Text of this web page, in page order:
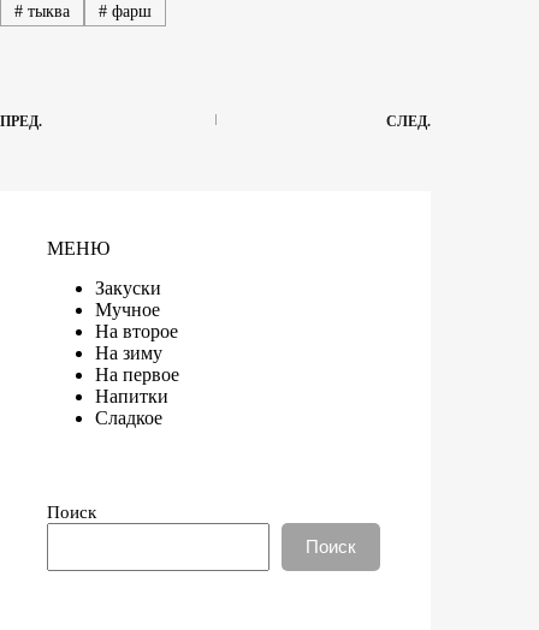
#тыква #фарш
ПРЕД. СЛЕД.
МЕНЮ
Закуски
Мучное
На второе
На зиму
На первое
Напитки
Сладкое
Поиск
Поиск